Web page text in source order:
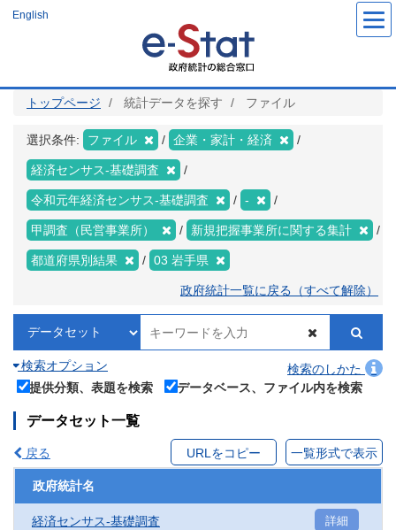
ツ
English
トップページ 統計データを探す ファイル
選択条件: ファイル 企業・家計・経済
経済センサス‐基礎調査
令和元年経済センサス‐基礎調査 -
甲調査（民営事業所） 新規把握事業所に関する集計
都道府県別結果 03 岩手県
政府統計一覧に戻る（すべて解除）
検索オプション
検索のしかた
提供分類、表題を検索
データベース、ファイル内を検索
データセット一覧
戻る URLをコピー 一覧形式で表示
政府統計名
経済センサス‐基礎調査 詳細